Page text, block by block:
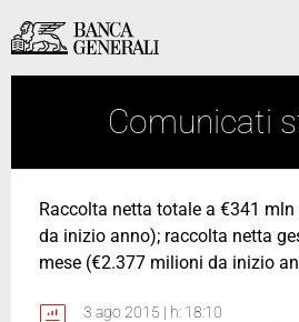
Vai al contenuto principale
Vai al contenuto principale
Comunicati
Raccolta netta totale a €341
da inizio anno); raccolta netta
mese (€2.377 milioni da inizio
3 ago 2015 | h: 18:10